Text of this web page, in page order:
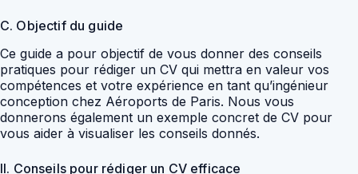
C. Objectif du guide
Ce guide a pour objectif de vous donner des conseils
pratiques pour rédiger un CV qui mettra en valeur vos
compétences et votre expérience en tant qu’ingénieur
conception chez Aéroports de Paris. Nous vous
donnerons également un exemple concret de CV pour
vous aider à visualiser les conseils donnés.
II. Conseils pour rédiger un CV efficace